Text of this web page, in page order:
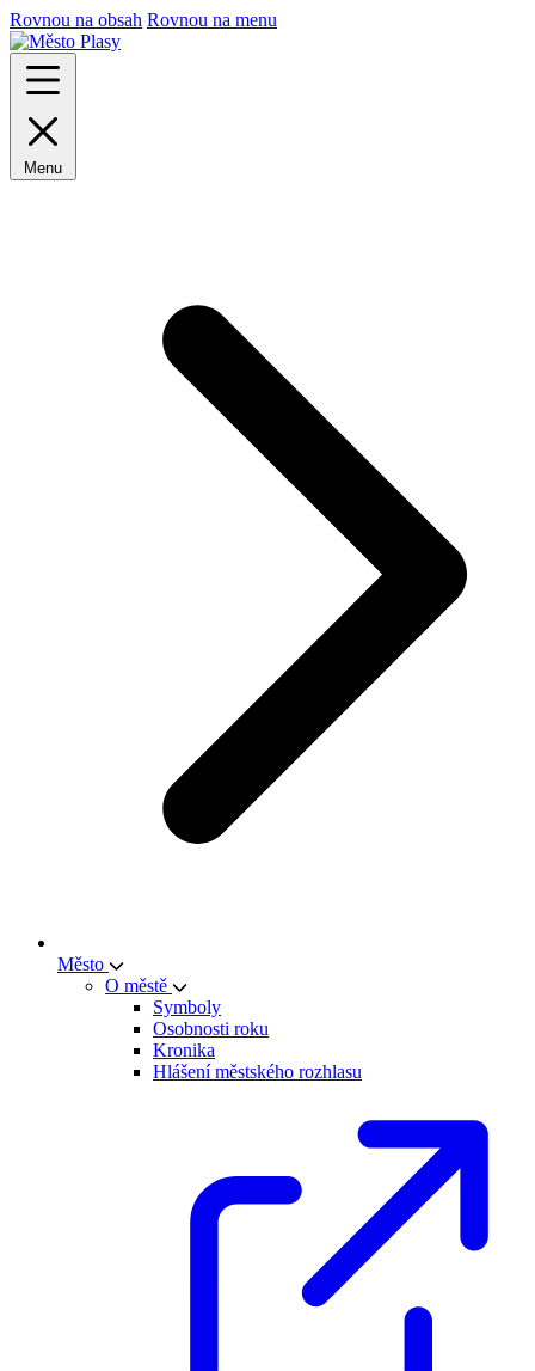
Rovnou na obsah Rovnou na menu
Menu
Město
O městě
Symboly
Osobnosti roku
Kronika
Hlášení městského rozhlasu